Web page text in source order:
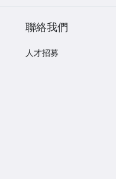
聯絡我們
人才招募